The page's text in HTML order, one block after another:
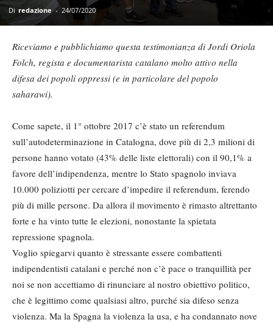
Di redazione - 24/07/2020
Riceviamo e pubblichiamo questa testimonianza di Jordi Oriola
Folch, regista e documentarista catalano molto attivo nella
difesa dei popoli oppressi (e in particolare del popolo
saharawi).
Come sapete, il 1° ottobre 2017 c’è stato un referendum
sull’autodeterminazione in Catalogna, dove più di 2,3 milioni di
persone hanno votato (43% delle liste elettorali) con il 90,1% a
favore dell’indipendenza, mentre lo Stato spagnolo inviava
10.000 poliziotti per cercare d’impedire il referendum, ferendo
più di mille persone. Da allora il movimento è rimasto altrettanto
forte e ha vinto tutte le elezioni, nonostante la spietata
repressione spagnola.
Voglio spiegarvi quanto è stressante essere combattenti
indipendentisti catalani e perché non c’è pace o tranquillità per
noi se non accettiamo di rinunciare al nostro obiettivo politico,
che è legittimo come qualsiasi altro, purché sia difeso senza
violenza. Ma la Spagna la violenza la usa, e ha condannato nove